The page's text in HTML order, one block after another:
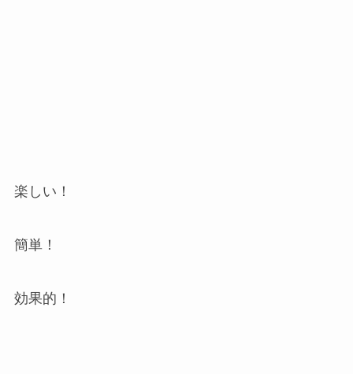
楽しい！
簡単！
効果的！